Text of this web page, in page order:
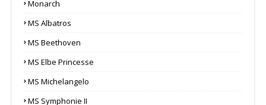
Monarch
MS Albatros
MS Beethoven
MS Elbe Princesse
MS Michelangelo
MS Symphonie II